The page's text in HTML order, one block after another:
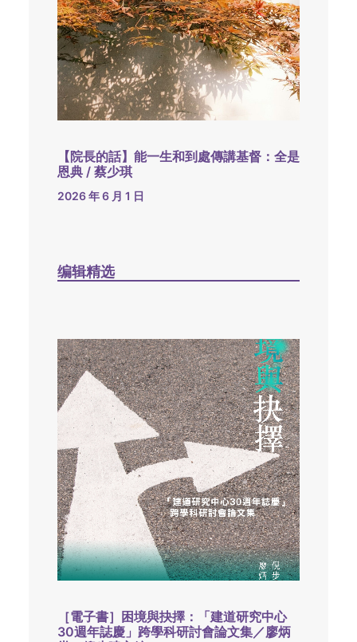
【院長的話】能一生和到處傳講基督：全是
恩典 / 蔡少琪
2026 年 6 月 1 日
编辑精选
［電子書］困境與抉擇：「建道研究中心
30週年誌慶」跨學科研討會論文集／廖炳